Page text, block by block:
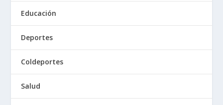
Educación
Deportes
Coldeportes
Salud